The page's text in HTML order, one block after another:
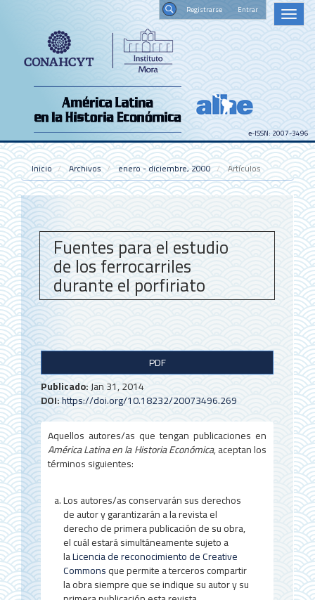
Contenido
principal
Barra
Toggle
e-ISSN: 2007-3496
Inicio Archivos enero - diciembre, 2000 Artículos
Fuentes para el estudio
de los ferrocarriles
durante el porfiriato
B
a
r
r
a
l
a
t
e
r
a
PDF
Publicado:Jan 31, 2014
DOI:https://doi.org/10.18232/20073496.269
Aquellos autores/as que tengan publicaciones en
América Latina en la Historia Económica, aceptan los
términos siguientes:
Los autores/as conservarán sus derechos
de autor y garantizarán a la revista el
derecho de primera publicación de su obra,
el cuál estará simultáneamente sujeto a
laLicencia de reconocimiento de Creative
Commonsque permite a terceros compartir
la obra siempre que se indique su autor y su